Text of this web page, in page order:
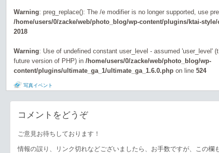
Warning: preg_replace(): The /e modifier is no longer supported, use
/home/users/0/zacke/web/photo_blog/wp-content/plugins/ktai-
2018
Warning: Use of undefined constant user_level - assumed 'user_level'
future version of PHP) in /home/users/0/zacke/web/photo_blog/wp-
content/plugins/ultimate_ga_1/ultimate_ga_1.6.0.php on line 524
写真イベント
コメントをどうぞ
ご意見お待ちしております！
情報の誤り、リンク切れなどございましたら、お手数ですが、この欄